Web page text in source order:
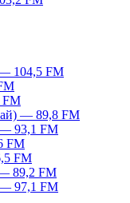
104,5 FM
FM
— 89,8 FM
— 93,1 FM
FM
FM
89,2 FM
— 97,1 FM